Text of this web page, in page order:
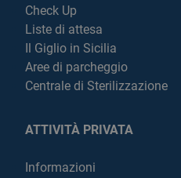
Check Up
Liste di attesa
Il Giglio in Sicilia
Aree di parcheggio
Centrale di Sterilizzazione
ATTIVITÀ PRIVATA
Informazioni